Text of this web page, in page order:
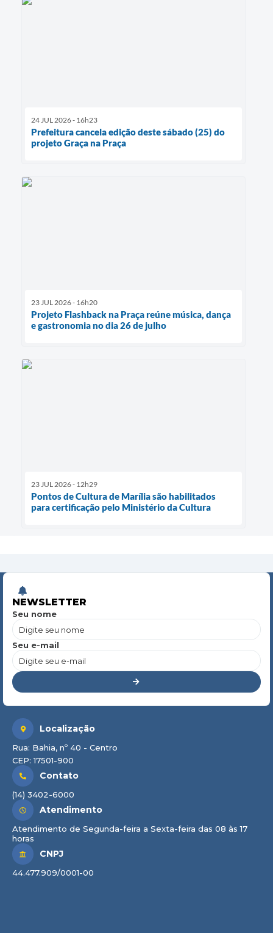
24 JUL 2026 - 16h23
Prefeitura cancela edição deste sábado (25) do
projeto Graça na Praça
23 JUL 2026 - 16h20
Projeto Flashback na Praça reúne música, dança
e gastronomia no dia 26 de julho
23 JUL 2026 - 12h29
Pontos de Cultura de Marília são habilitados
para certificação pelo Ministério da Cultura
NEWSLETTER
Seu nome
Seu e-mail
Localização
Rua: Bahia, nº 40 - Centro
CEP: 17501-900
Contato
(14) 3402-6000
Atendimento
Atendimento de Segunda-feira a Sexta-feira das 08 às 17
horas
CNPJ
44.477.909/0001-00